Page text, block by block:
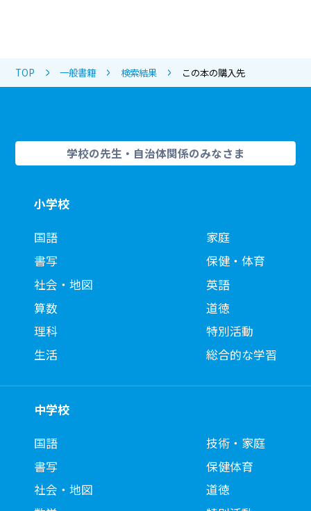
TOP 一般書籍 検索結果 この本の購入先
学校の先生・自治体関係のみなさま
小学校
国語
書写
社会・地図
算数
理科
生活
家庭
保健・体育
英語
道徳
特別活動
総合的な学習
中学校
国語
書写
社会・地図
技術・家庭
保健体育
道徳